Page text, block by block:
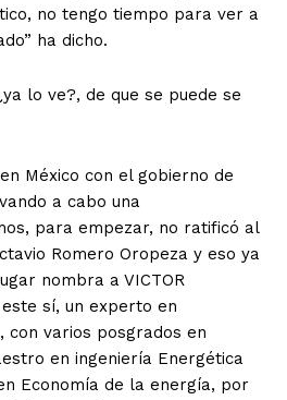
no tengo tiempo para ver a
ha dicho.
lo ve?, de que se puede se
México con el gobierno de
a cabo una
para empezar, no ratificó al
Romero Oropeza y eso ya
nombra a VICTOR
este sí, un experto en
con varios posgrados en
en ingeniería Energética
Economía de la energía, por